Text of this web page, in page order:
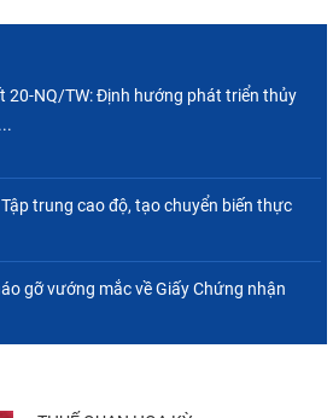
20-NQ/TW: Định hướng phát triển thủy
trung cao độ, tạo chuyển biến thực
gỡ vướng mắc về Giấy Chứng nhận